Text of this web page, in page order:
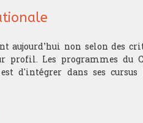
aujourd’hui non selon des
Les programmes du
d'intégrer dans ses